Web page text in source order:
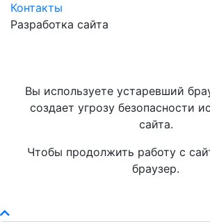
Контакты
Разработка сайта
Вы используете устаревший
создает угрозу безопасности
сайта.
Чтобы продолжить работу с
браузер.